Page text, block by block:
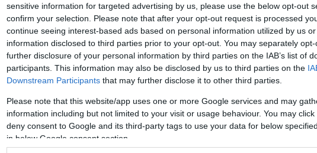
sensitive information for targeted advertising by us, please use the below opt-out
confirm your selection. Please note that after your opt-out request is processed
continue seeing interest-based ads based on personal information utilized by us
information disclosed to third parties prior to your opt-out. You may separately
further disclosure of your personal information by third parties on the IAB’s list of
participants. This information may also be disclosed by us to third parties on the
Downstream Participants that may further disclose it to other third parties.
Please note that this website/app uses one or more Google services and may
information including but not limited to your visit or usage behaviour. You may
deny consent to Google and its third-party tags to use your data for below
in below Google consent section.
SHARE Commenti
Attività Circo
Sotto un tendone di stelle